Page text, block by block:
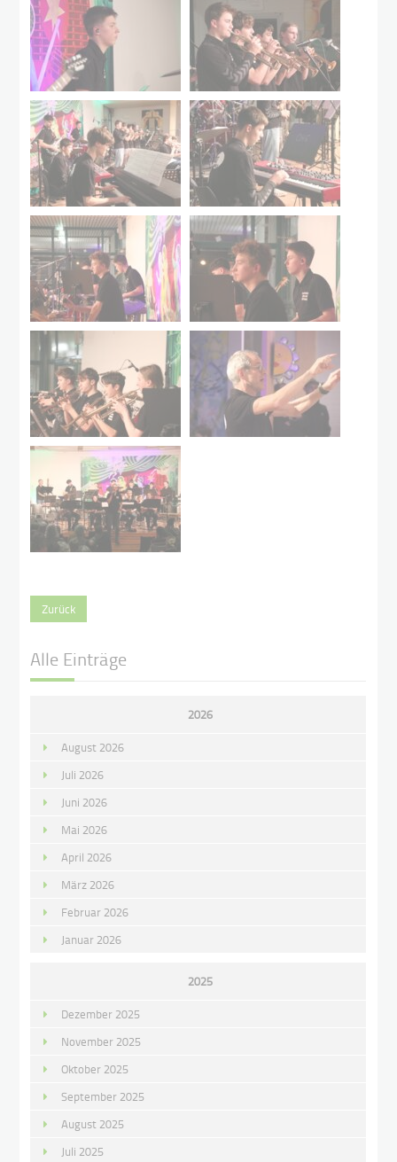
Zurück
Alle Einträge
2026
August 2026
Juli 2026
Juni 2026
Mai 2026
April 2026
März 2026
Februar 2026
Januar 2026
2025
Dezember 2025
November 2025
Oktober 2025
September 2025
August 2025
Juli 2025